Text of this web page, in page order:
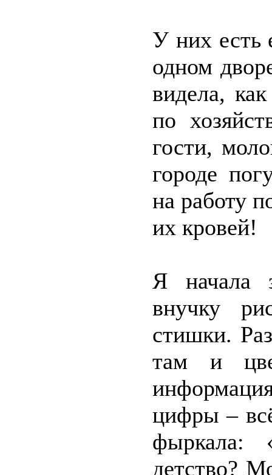
У них есть
одном
видела,
по
гости,
городе
на работу
их кровей!
Я начала
внучку
стишки.
там и
цифры –
фыркала:
детство?